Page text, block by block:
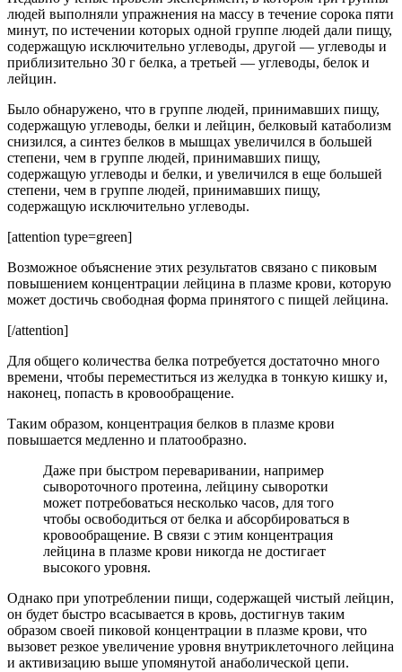
людей выполняли упражнения на массу в течение сорока пяти
минут, по истечении которых одной группе людей дали пищу,
содержащую исключительно углеводы, другой — углеводы и
приблизительно 30 г белка, а третьей — углеводы, белок и
лейцин.
Было обнаружено, что в группе людей, принимавших пищу,
содержащую углеводы, белки и лейцин, белковый катаболизм
снизился, а синтез белков в мышцах увеличился в большей
степени, чем в группе людей, принимавших пищу,
содержащую углеводы и белки, и увеличился в еще большей
степени, чем в группе людей, принимавших пищу,
содержащую исключительно углеводы.
[attention type=green]
Возможное объяснение этих результатов связано с пиковым
повышением концентрации лейцина в плазме крови, которую
может достичь свободная форма принятого с пищей лейцина.
[/attention]
Для общего количества белка потребуется достаточно много
времени, чтобы переместиться из желудка в тонкую кишку и,
наконец, попасть в кровообращение.
Таким образом, концентрация белков в плазме крови
повышается медленно и платообразно.
Даже при быстром переваривании, например
сывороточного протеина, лейцину сыворотки
может потребоваться несколько часов, для того
чтобы освободиться от белка и абсорбироваться в
кровообращение. В связи с этим концентрация
лейцина в плазме крови никогда не достигает
высокого уровня.
Однако при употреблении пищи, содержащей чистый лейцин,
он будет быстро всасывается в кровь, достигнув таким
образом своей пиковой концентрации в плазме крови, что
вызовет резкое увеличение уровня внутриклеточного лейцина
и активизацию выше упомянутой анаболической цепи.